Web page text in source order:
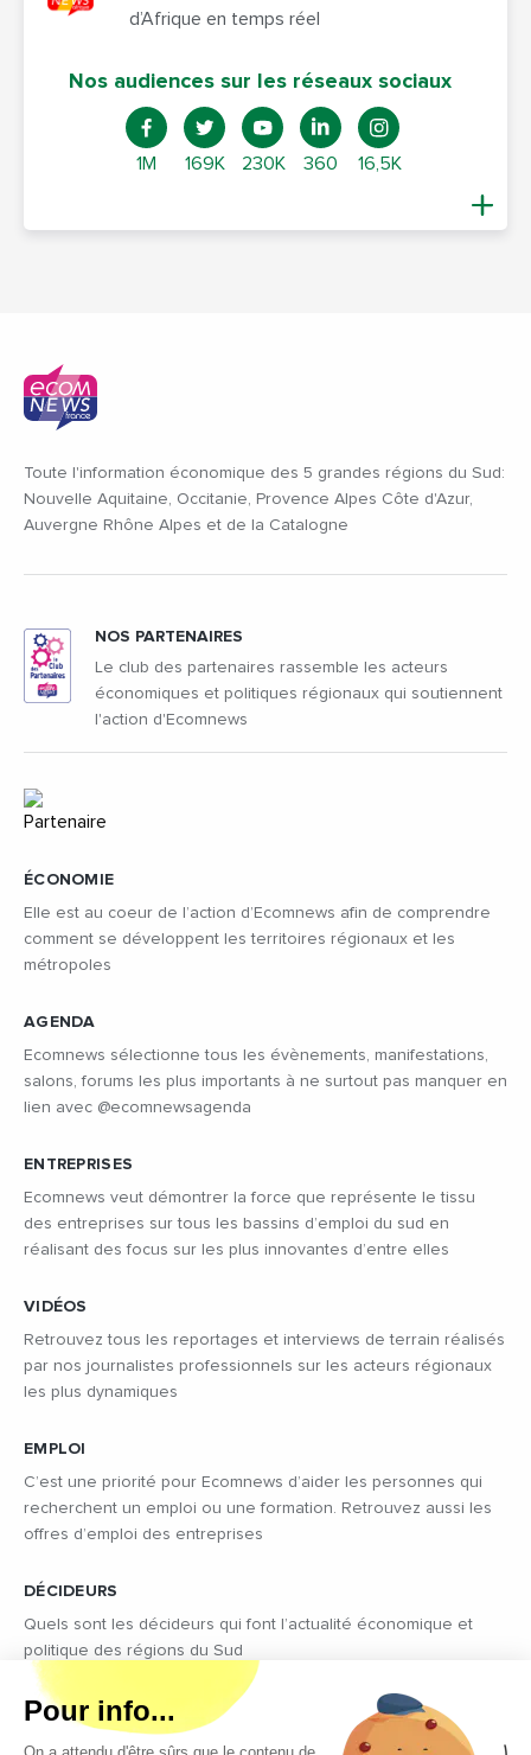
d’Afrique en temps réel
Nos audiences sur les réseaux sociaux
1M 169K 230K 360 16,5K
Toute l'information économique des 5 grandes régions du Sud:
Nouvelle Aquitaine, Occitanie, Provence Alpes Côte d'Azur,
Auvergne Rhône Alpes et de la Catalogne
ÉCONOMIE
Elle est au coeur de l’action d’Ecomnews afin de comprendre
comment se développent les territoires régionaux et les
métropoles
AGENDA
Ecomnews sélectionne tous les évènements, manifestations,
salons, forums les plus importants à ne surtout pas manquer en
lien avec @ecomnewsagenda
ENTREPRISES
Ecomnews veut démontrer la force que représente le tissu
des entreprises sur tous les bassins d’emploi du sud en
réalisant des focus sur les plus innovantes d’entre elles
VIDÉOS
Retrouvez tous les reportages et interviews de terrain réalisés
par nos journalistes professionnels sur les acteurs régionaux
les plus dynamiques
EMPLOI
C’est une priorité pour Ecomnews d’aider les personnes qui
recherchent un emploi ou une formation. Retrouvez aussi les
offres d’emploi des entreprises
DÉCIDEURS
Quels sont les décideurs qui font l’actualité économique et
politique des régions du Sud
NOS PARTENAIRES
Le club des partenaires rassemble les acteurs
économiques et politiques régionaux qui soutiennent
l'action d'Ecomnews